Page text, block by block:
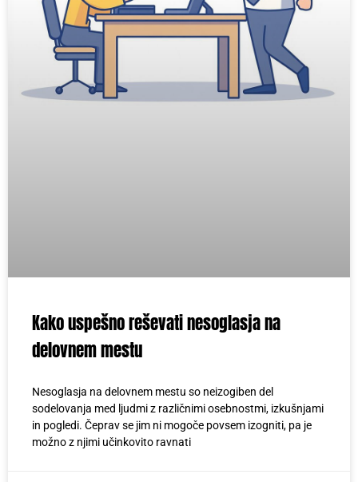
Kako uspešno reševati nesoglasja na
delovnem mestu
Nesoglasja na delovnem mestu so neizogiben del
sodelovanja med ljudmi z različnimi osebnostmi, izkušnjami
in pogledi. Čeprav se jim ni mogoče povsem izogniti, pa je
možno z njimi učinkovito ravnati